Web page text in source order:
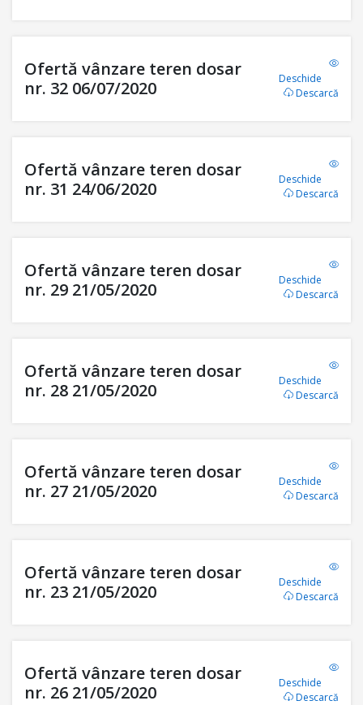
Ofertă vânzare teren dosar
nr. 32 06/07/2020
Deschide
Descarcă
Ofertă vânzare teren dosar
nr. 31 24/06/2020
Deschide
Descarcă
Ofertă vânzare teren dosar
nr. 29 21/05/2020
Deschide
Descarcă
Ofertă vânzare teren dosar
nr. 28 21/05/2020
Deschide
Descarcă
Ofertă vânzare teren dosar
nr. 27 21/05/2020
Deschide
Descarcă
Ofertă vânzare teren dosar
nr. 23 21/05/2020
Deschide
Descarcă
Ofertă vânzare teren dosar
nr. 26 21/05/2020
Deschide
Descarcă